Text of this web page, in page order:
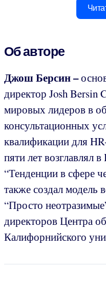
Об авторе
Джош Берсин –
директор Josh Bersin
мировых лидеров в
консультационных
квалификации для
пяти лет возглавлял
“Тенденции в сфере
также создал модель
“Просто
директоров Центра
Калифорнийского